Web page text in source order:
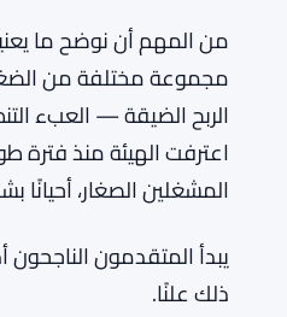
من المهم أن نوضح ما